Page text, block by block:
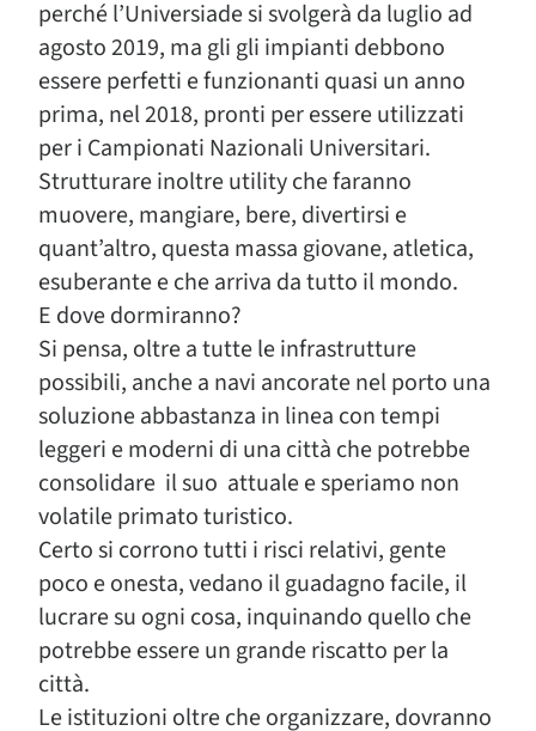
perché l’Universiade si svolgerà da luglio ad
agosto 2019, ma gli gli impianti debbono
essere perfetti e funzionanti quasi un anno
prima, nel 2018, pronti per essere utilizzati
per i Campionati Nazionali Universitari.
Strutturare inoltre utility che faranno
muovere, mangiare, bere, divertirsi e
quant’altro, questa massa giovane, atletica,
esuberante e che arriva da tutto il mondo.
E dove dormiranno?
Si pensa, oltre a tutte le infrastrutture
possibili, anche a navi ancorate nel porto una
soluzione abbastanza in linea con tempi
leggeri e moderni di una città che potrebbe
consolidare il suo attuale e speriamo non
volatile primato turistico.
Certo si corrono tutti i risci relativi, gente
poco e onesta, vedano il guadagno facile, il
lucrare su ogni cosa, inquinando quello che
potrebbe essere un grande riscatto per la
città.
Le istituzioni oltre che organizzare, dovranno